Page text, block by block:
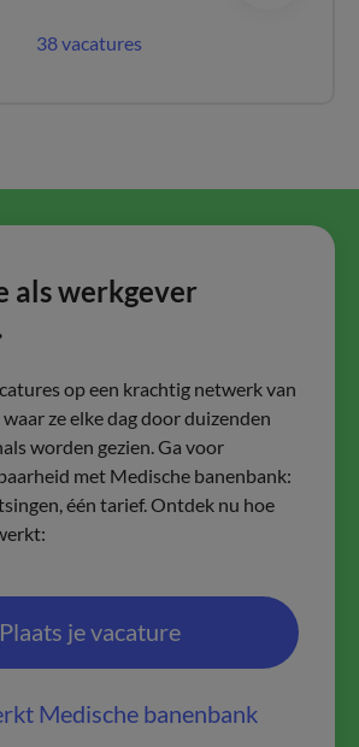
38 vacatures
als werkgever
op een krachtig netwerk van
ze elke dag door duizenden
worden gezien. Ga voor
met Medische banenbank:
één tarief. Ontdek nu hoe
Plaats je vacature
Medische banenbank